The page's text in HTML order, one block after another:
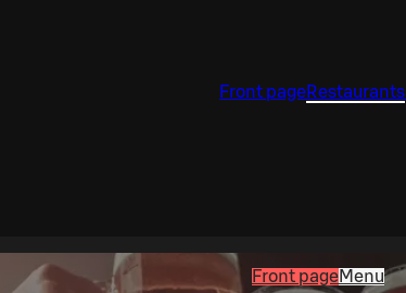
Front pageRestaurants
Front pageMenu